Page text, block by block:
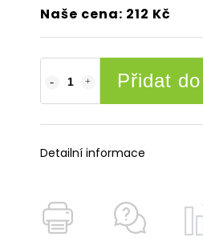
Naše cena: 212 Kč
Přidat
Detailní informace